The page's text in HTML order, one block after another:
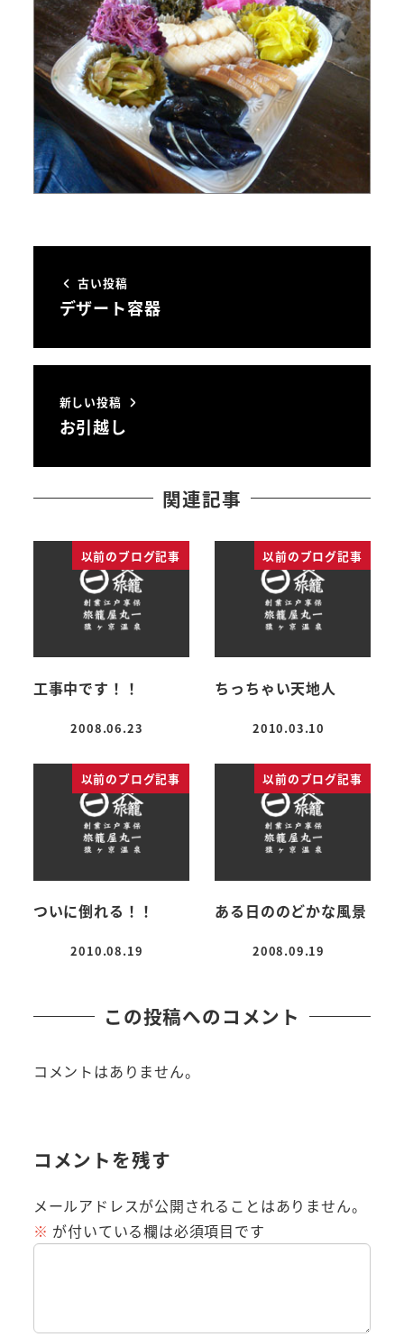
古い投稿
デザート容器
新しい投稿
お引越し
関連記事
以前のブログ記事
工事中です！！
投稿日
2008.06.23
以前のブログ記事
ちっちゃい天地人
投稿日
2010.03.10
以前のブログ記事
ついに倒れる！！
投稿日
2010.08.19
以前のブログ記事
ある日ののどかな風景
投稿日
2008.09.19
この投稿へのコメント
コメントはありません。
コメントを残す
メールアドレスが公開されることはありません。
※ が付いている欄は必須項目です